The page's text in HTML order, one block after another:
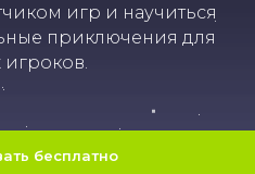
игр и научиться
приключения для
игроков.
бесплатно